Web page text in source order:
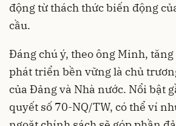
động từ thách thức biến động
cầu.
Đáng chú ý, theo ông Minh,
phát triển bền vững là chủ
của Đảng và Nhà nước. Nổi bật
quyết số 70-NQ/TW, có thể ví